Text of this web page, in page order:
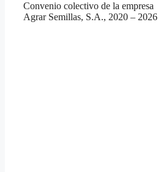
Convenio colectivo de la empresa
Agrar Semillas, S.A., 2020 – 2026